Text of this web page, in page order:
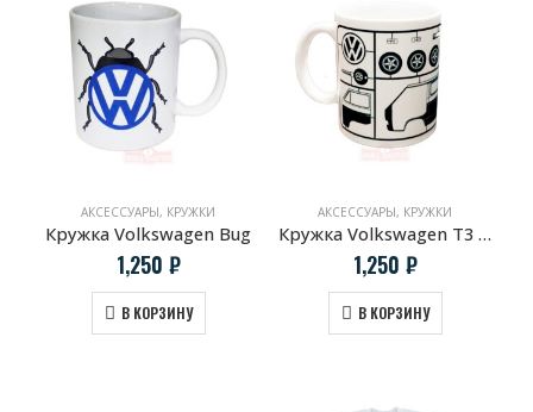
АКСЕССУАРЫ, КРУЖКИ
Кружка Volkswagen Bug
1,250 ₽
В КОРЗИНУ
АКСЕССУАРЫ, КРУЖКИ
Кружка Volkswagen T3 Конструктор
1,250 ₽
В КОРЗИНУ